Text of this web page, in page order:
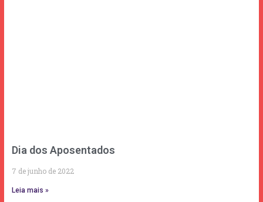
Dia dos Aposentados
7 de junho de 2022
Leia mais »